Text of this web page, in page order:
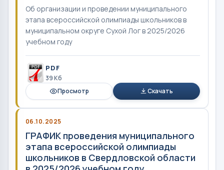
Об организации и проведении муниципального
этапа всероссийской олимпиады школьников в
муниципальном округе Сухой Лог в 2025/2026
учебном году
PDF
39 Кб
Просмотр
Скачать
06.10.2025
ГРАФИК проведения муниципального
этапа всероссийской олимпиады
школьников в Свердловской области